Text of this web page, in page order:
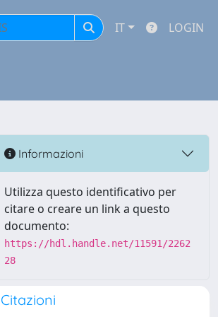
IT LOGIN
Informazioni
Utilizza questo identificativo per
citare o creare un link a questo
documento:
https://hdl.handle.net/11591/2262
28
Citazioni